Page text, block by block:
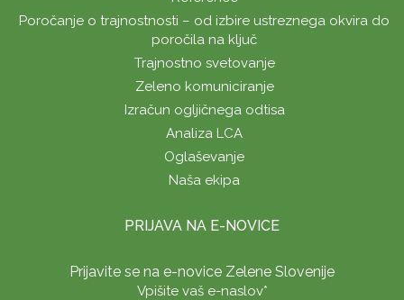
Poročanje o trajnostnosti – od izbire ustreznega okvira do
poročila na ključ
Trajnostno svetovanje
Zeleno komuniciranje
Izračun ogljičnega odtisa
Analiza LCA
Oglaševanje
Naša ekipa
PRIJAVA NA E-NOVICE
Prijavite se na e-novice Zelene Slovenije
Vpišite vaš e-naslov*